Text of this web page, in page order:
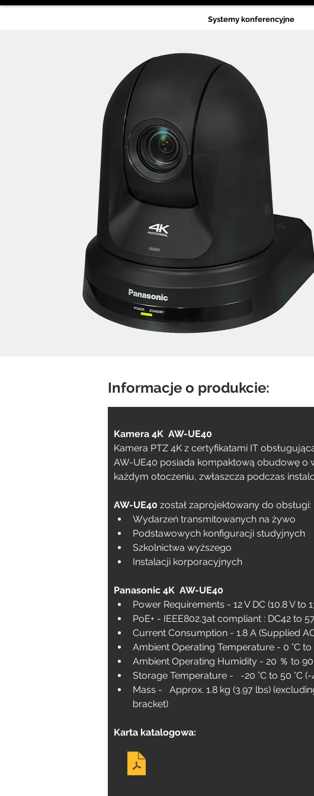
Systemy konferencyjne
Informacje o produkcie:
Kamera 4K  AW-UE40
Kamera PTZ 4K z certyfikatami IT
AW-UE40 posiada kompaktową obudowę o
każdym otoczeniu, zwłaszcza podczas
AW-UE40 został zaprojektowany do obsługi:
Wydarzeń transmitowanych na żywo
Podstawowych konfiguracji studyjnych
Szkolnictwa wyższego
Instalacji korporacyjnych
Panasonic 4K  AW-UE40
Power Requirements - 12 V DC (10.8 V to
PoE+ - IEEE802.3at compliant : DC42 to
Current Consumption - 1.8 A (Supplied
Ambient Operating Temperature - 0 °C to
Ambient Operating Humidity - 20 ％ to
Storage Temperature -   -20 °C to 50 °C (-4
Mass -   Approx. 1.8 kg (3.97 lbs)
bracket)
Karta katalogowa: